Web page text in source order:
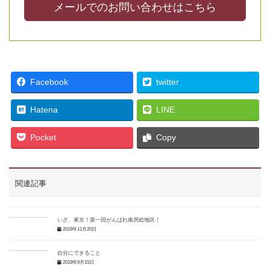
メールでのお問い合わせはこちら
Facebook twitter
Hatena LINE
Pocket Copy
関連記事
いざ、東京！第一回がんばれ南房総地区！
2019年11月20日
自分にできること
2019年9月15日